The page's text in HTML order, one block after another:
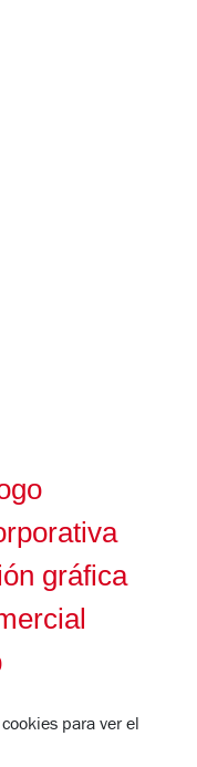
gráfica
cookies para ver el